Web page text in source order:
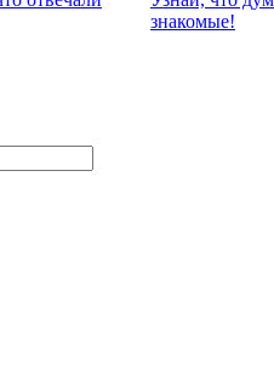
знакомые!